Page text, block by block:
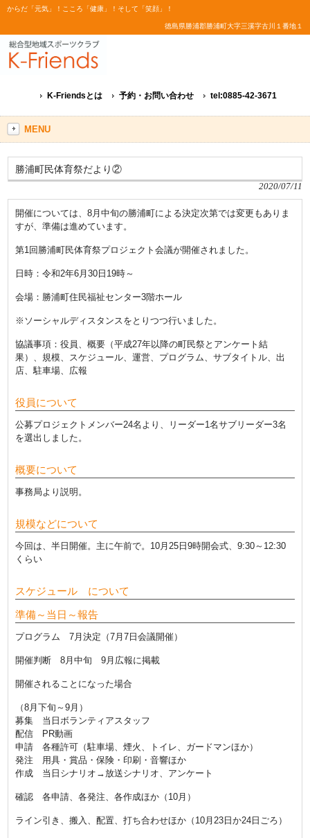
からだ「元気」！こころ「健康」！そして「笑顔」！
徳島県勝浦郡勝浦町大字三溪字古川１番地１
K-Friendsとは 予約・お問い合わせ tel:0885-42-3671
MENU
勝浦町民体育祭だより②
2020/07/11
開催については、8月中旬の勝浦町による決定次第では変更もありま
すが、準備は進めています。
第1回勝浦町民体育祭プロジェクト会議が開催されました。
日時：令和2年6月30日19時～
会場：勝浦町住民福祉センター3階ホール
※ソーシャルディスタンスをとりつつ行いました。
協議事項：役員、概要（平成27年以降の町民祭とアンケート結
果）、規模、スケジュール、運営、プログラム、サブタイトル、出
店、駐車場、広報
役員について
公募プロジェクトメンバー24名より、リーダー1名サブリーダー3名
を選出しました。
概要について
事務局より説明。
規模などについて
今回は、半日開催。主に午前で。10月25日9時開会式、9:30～12:30
くらい
スケジュール について
準備～当日～報告
プログラム 7月決定（7月7日会議開催）
開催判断 8月中旬 9月広報に掲載
開催されることになった場合
（8月下旬～9月）
募集 当日ボランティアスタッフ
配信 PR動画
申請 各種許可（駐車場、煙火、トイレ、ガードマンほか）
発注 用具・賞品・保険・印刷・音響ほか
作成 当日シナリオ→放送シナリオ、アンケート
確認 各申請、各発注、各作成ほか（10月）
ライン引き、搬入、配置、打ち合わせほか（10月23日か24日ごろ）